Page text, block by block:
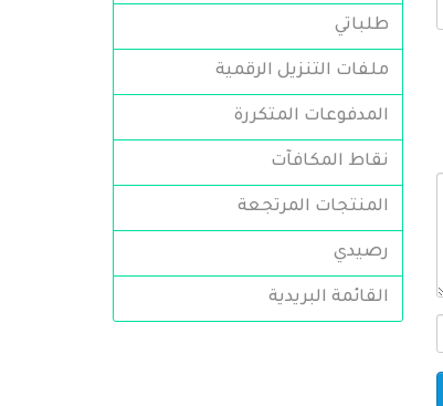
طلباتي
ملفات التنزيل الرقمية
المدفوعات المتكررة
نقاط المكافآت
المنتجات المرتجعة
رصيدي
القائمة البريدية